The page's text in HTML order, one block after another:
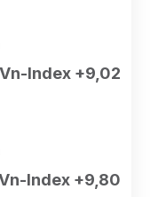
Index +9,02
Index +9,80